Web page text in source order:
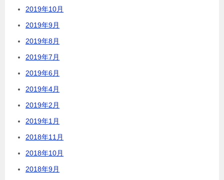
2019年10月
2019年9月
2019年8月
2019年7月
2019年6月
2019年4月
2019年2月
2019年1月
2018年11月
2018年10月
2018年9月